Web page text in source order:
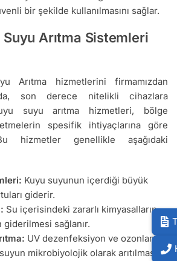
bir şekilde kullanılmasını sağlar.
Arıtma Sistemleri
Arıtma hizmetlerini firmamızdan
son derece nitelikli cihazlara
suyu arıtma hizmetleri, bölge
spesifik ihtiyaçlarına göre
hizmetler genellikle aşağıdaki
Kuyu suyunun içerdiği büyük
giderir.
Su içerisindeki zararlı kimyasalların
giderilmesi sağlanır.
UV dezenfeksiyon ve ozonlama
mikrobiyolojik olarak arıtılması